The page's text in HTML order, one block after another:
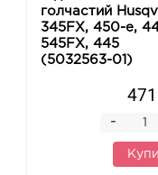
голчастий
345FX, 450-e,
545FX, 445
(5032563-01)
-